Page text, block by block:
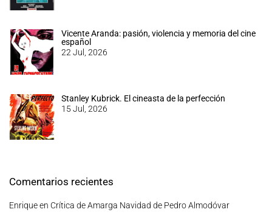
Vicente Aranda: pasión, violencia y memoria del cine
español
22 Jul, 2026
Stanley Kubrick. El cineasta de la perfección
15 Jul, 2026
Comentarios recientes
Enriqueen Crítica de Amarga Navidad de Pedro Almodóvar